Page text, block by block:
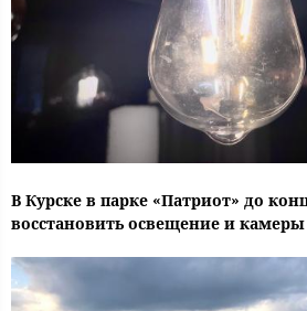
В Курске в парке «Патриот» до
восстановить освещение и камеры